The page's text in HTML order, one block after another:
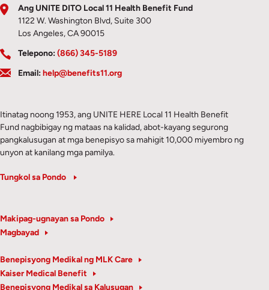
Ang UNITE DITO Local 11 Health Benefit Fund
1122 W. Washington Blvd, Suite 300
Los Angeles, CA 90015
Telepono:(866) 345-5189
Email:help@benefits11.org
Itinatag noong 1953, ang UNITE HERE Local 11 Health Benefit
Fund nagbibigay ng mataas na kalidad, abot-kayang segurong
pangkalusugan at mga benepisyo sa mahigit 10,000 miyembro ng
unyon at kanilang mga pamilya.
Tungkol sa Pondo
Makipag-ugnayan sa Pondo
Magbayad
Benepisyong Medikal ng MLK Care
Kaiser Medical Benefit
Benepisyong Medikal sa Kalusugan